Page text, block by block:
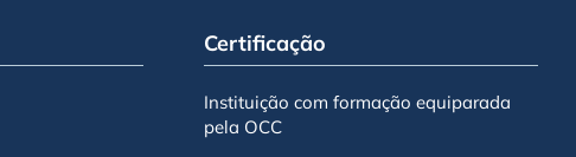
Certificação
Instituição com formação equiparada
pela OCC